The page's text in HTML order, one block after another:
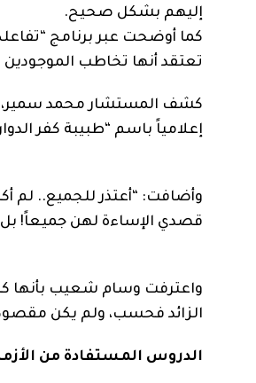
إليهم بشكل صحيح.
كما أوضحت عبر برنامج
تعتقد أنها تخاطب
كشف المستشار محمد سمير،
إعلامياً باسم “طبيبة كفر
وأضافت: “أعتذر للجميع.. لم
قصدي الإساءة لهن جميعاً!
واعترفت وسام شعيب بأنها
الزائد فحسب، ولم يكن
الدروس المستفادة من